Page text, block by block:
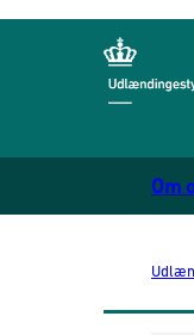
Om